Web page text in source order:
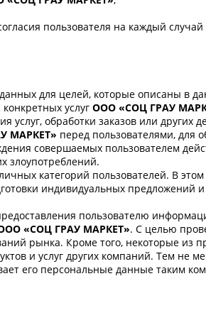
пользователя на каждый случай
для целей, которые описаны в
услуг ООО «СОЦ ГРАУ
обработки заказов или других
МАРКЕТ» перед пользователями, для
совершаемых пользователем
злоупотреблений.
категорий пользователей. В этом
индивидуальных предложений
пользователю
«СОЦ ГРАУ МАРКЕТ». С целью
рынка. Кроме того, некоторые из
и услуг других компаний. Тем не
его персональные данные таким